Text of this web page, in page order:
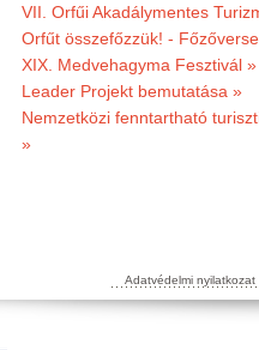
VII. Orfűi Akadálymentes
Orfűt összefőzzük! -
XIX. Medvehagyma Fesztivál »
Leader Projekt bemutatása »
Nemzetközi fenntartható
»
Adatvédelmi nyilatkozat